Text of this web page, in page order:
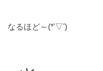
なるほど～(*'▽')